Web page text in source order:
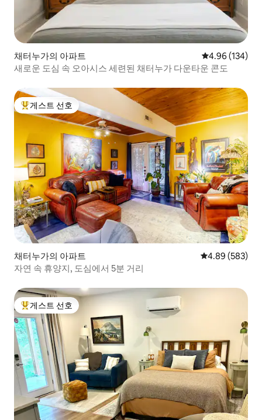
채터누가의 아파트 평점 4.96점(5
4.96 (134)
새로운 도심 속 오아시스 세련된 채터누가 다운타운 콘도
상위 게스트 선호
게스트 선호
채터누가의 아파트 평점 4.89점(5
4.89 (583)
자연 속 휴양지, 도심에서 5분 거리
상위 게스트 선호
게스트 선호